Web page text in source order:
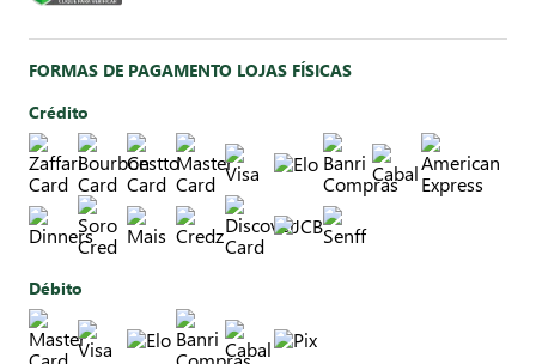
FORMAS DE PAGAMENTO LOJAS FÍSICAS
Crédito
Débito